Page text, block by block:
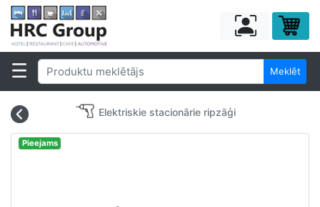
Meklēt
Elektriskie stacionārie ripzāģi
Pieejams